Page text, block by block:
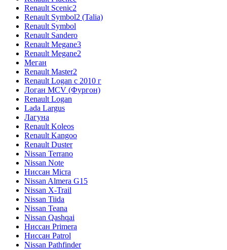
Renault Scenic2
Renault Symbol2 (Talia)
Renault Symbol
Renault Sandero
Renault Megane3
Renault Megane2
Меган
Renault Master2
Renault Logan c 2010 г
Логан МСV (Фургон)
Renault Logan
Lada Largus
Лагуна
Renault Koleos
Renault Kangoo
Renault Duster
Nissan Terrano
Nissan Note
Ниссан Micra
Nissan Almera G15
Nissan X-Trail
Nissan Tiida
Nissan Teana
Nissan Qashqai
Ниссан Primera
Ниссан Patrol
Nissan Pathfinder